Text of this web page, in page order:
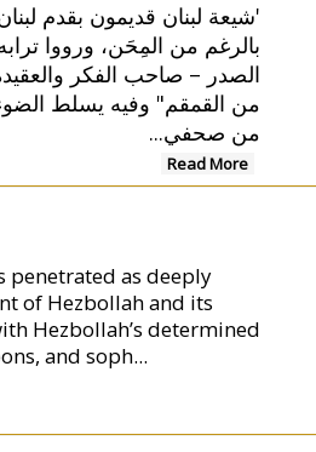
'شيعة لبنان قديمون بقدم
بالرغم من المِحَن، ورووا
الصدر – صاحب الفكر
من القمقم" وفيه يسلط
من صحفي...
Read More
as deeply
of Hezbollah and its
Hezbollah’s determined
and soph...